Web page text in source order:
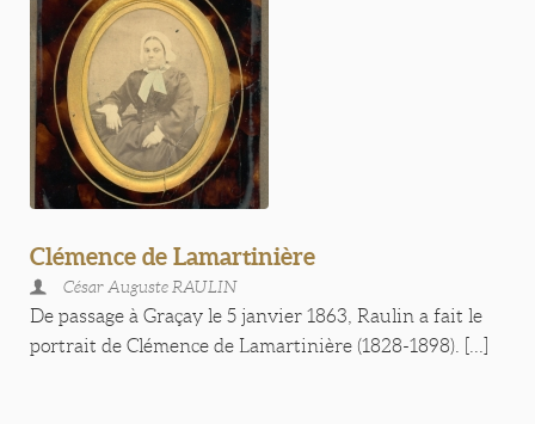
Clémence de Lamartinière
César Auguste RAULIN
De passage à Graçay le 5 janvier 1863, Raulin a fait le
portrait de Clémence de Lamartinière (1828-1898). [...]